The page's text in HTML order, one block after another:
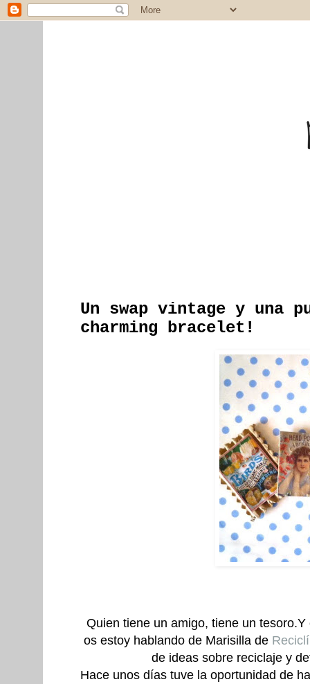
Un swap vintage y una
charming bracelet!
Quien tiene un amigo, tiene un
os estoy hablando de Marisilla de
de ideas sobre reciclaje y
Hace unos días tuve la oportunidad de